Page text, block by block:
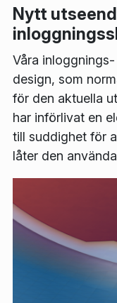
Nytt
Våra
design, som
för den aktuella
har införlivat en
till suddighet för
låter den